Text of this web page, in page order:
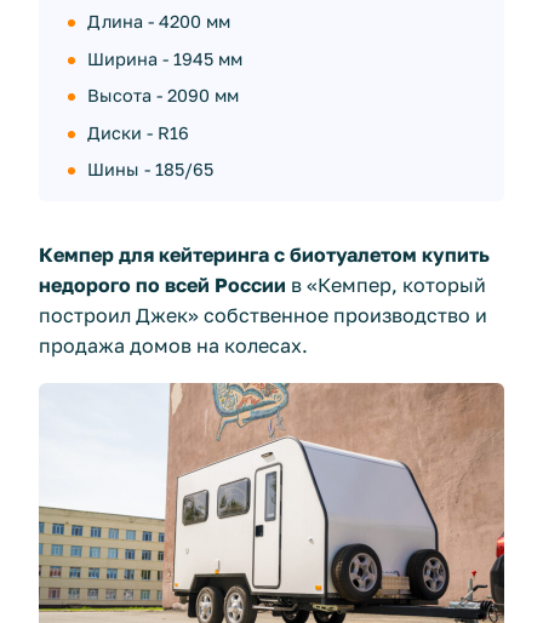
Длина - 4200 мм
Ширина - 1945 мм
Высота - 2090 мм
Диски - R16
Шины - 185/65
Кемпер для кейтеринга с биотуалетом купить
недорого по всей России в «Кемпер, который
построил Джек» собственное производство и
продажа домов на колесах.